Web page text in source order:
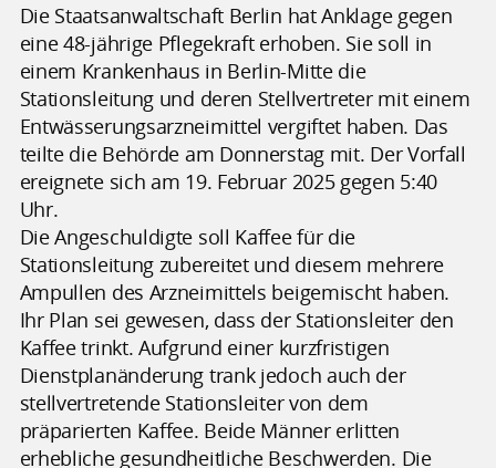
Die Staatsanwaltschaft Berlin hat Anklage gegen
eine 48-jährige Pflegekraft erhoben. Sie soll in
einem Krankenhaus in Berlin-Mitte die
Stationsleitung und deren Stellvertreter mit einem
Entwässerungsarzneimittel vergiftet haben. Das
teilte die Behörde am Donnerstag mit. Der Vorfall
ereignete sich am 19. Februar 2025 gegen 5:40
Uhr.
Die Angeschuldigte soll Kaffee für die
Stationsleitung zubereitet und diesem mehrere
Ampullen des Arzneimittels beigemischt haben.
Ihr Plan sei gewesen, dass der Stationsleiter den
Kaffee trinkt. Aufgrund einer kurzfristigen
Dienstplanänderung trank jedoch auch der
stellvertretende Stationsleiter von dem
präparierten Kaffee. Beide Männer erlitten
erhebliche gesundheitliche Beschwerden. Die